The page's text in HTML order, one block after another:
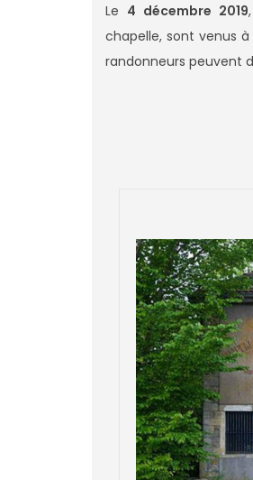
Le 4 décembre 2019
chapelle, sont venus
randonneurs peuvent